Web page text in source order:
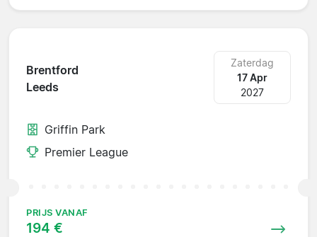
Brentford
Leeds
Zaterdag
17 Apr
2027
Griffin Park
Premier League
PRIJS VANAF
194 €